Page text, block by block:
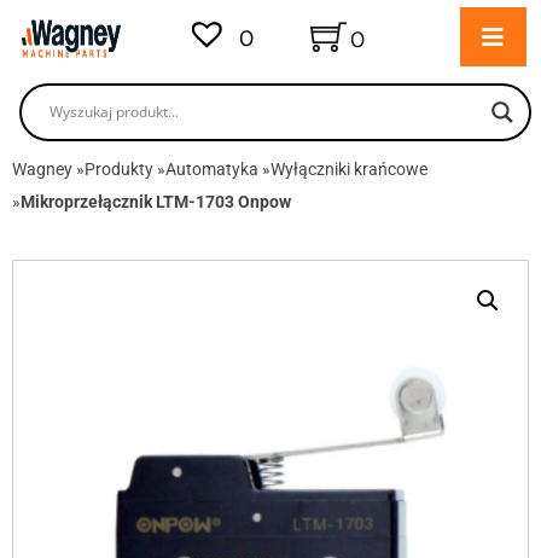
0 0
Wagney »Produkty »Automatyka »Wyłączniki krańcowe
»Mikroprzełącznik LTM-1703 Onpow